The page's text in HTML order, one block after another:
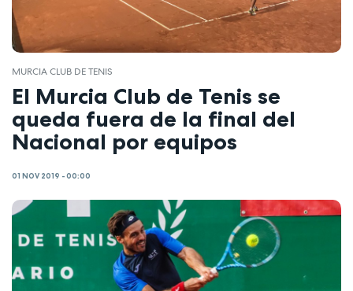
MURCIA CLUB DE TENIS
El Murcia Club de Tenis se
queda fuera de la final del
Nacional por equipos
01 NOV 2019 - 00:00